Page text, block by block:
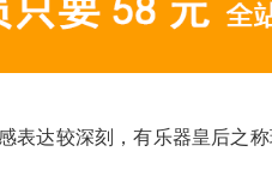
表达较深刻，有乐器皇后之